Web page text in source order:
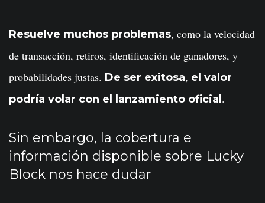
Resuelve muchos problemas, como la velocidad
de transacción, retiros, identificación de ganadores, y
probabilidades justas. De ser exitosa, el valor
podría volar con el lanzamiento oficial .
Sin embargo, la cobertura e
información disponible sobre Lucky
Block nos hace dudar